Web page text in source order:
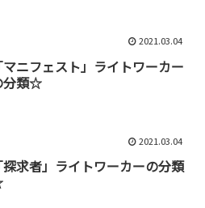
2021.03.04
マニフェスト」ライトワーカー
分類☆
2021.03.04
探求者」ライトワーカーの分類